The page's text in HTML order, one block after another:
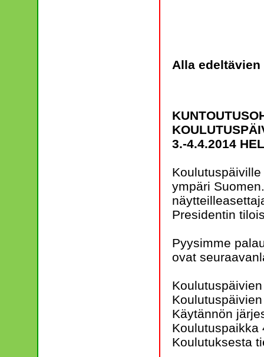
Alla
3.-4.4.2014
ympäri
Presidentin
Pyysimme
ovat
Käytännön
Koulutuspaikka
Koulutuksesta